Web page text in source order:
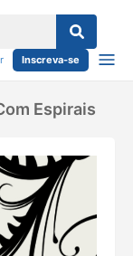
Inscreva-se
Espirais